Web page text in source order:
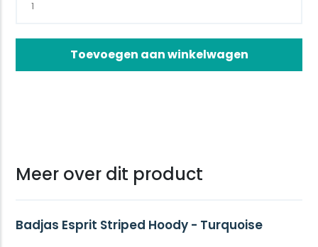
Toevoegen aan winkelwagen
Meer over dit product
Badjas Esprit Striped Hoody - Turquoise